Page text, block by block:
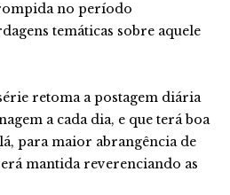
no período
temáticas sobre aquele
retoma a postagem diária
a cada dia, e que terá boa
para maior abrangência de
mantida reverenciando as